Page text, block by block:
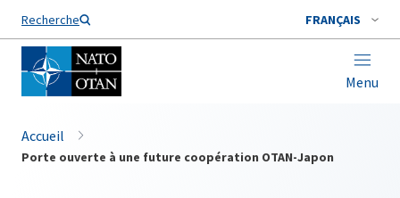
Recherche FRANÇAIS
Menu
Nom de famille*
Accueil
Porte ouverte à une future coopération OTAN-Japon